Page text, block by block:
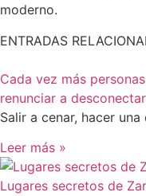
moderno.
ENTRADAS
Cada vez más
renunciar a desconectar
Salir a cenar, hacer
Leer más »
Lugares secretos de